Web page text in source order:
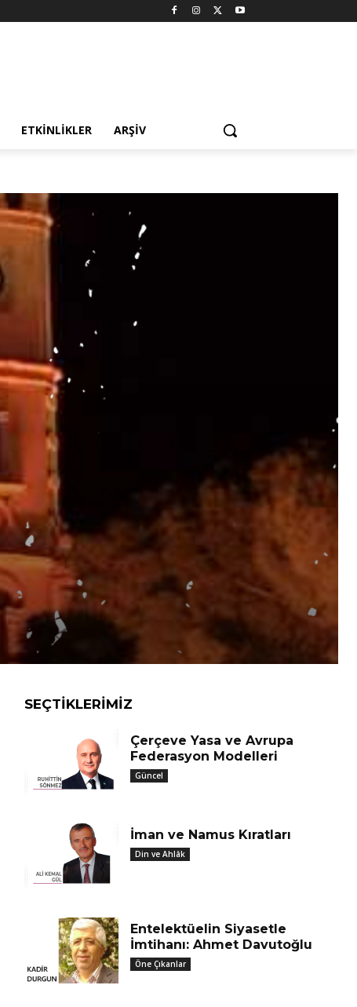
ETKINLIKLER ARŞIV
SEÇTIKLERIMIZ
Çerçeve Yasa ve Avrupa
Federasyon Modelleri
Güncel
İman ve Namus Kıratları
Din ve Ahlâk
Entelektüelin Siyasetle
İmtihanı: Ahmet Davutoğlu
Öne Çıkanlar